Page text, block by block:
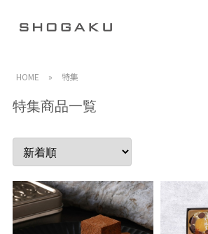
HOME » 特集
特集商品一覧